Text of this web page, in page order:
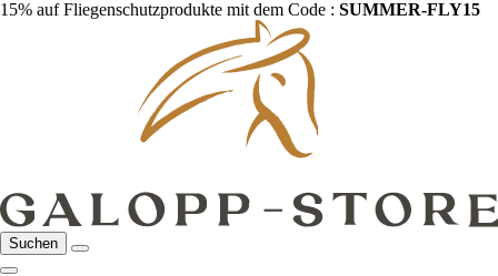
15% auf Fliegenschutzprodukte mit dem Code : SUMMER-FLY15
Suchen